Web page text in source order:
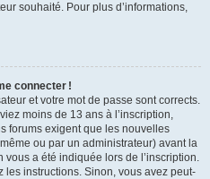
souhaité. Pour plus d’informations,
connecter !
et votre mot de passe sont corrects.
moins de 13 ans à l’inscription,
forums exigent que les nouvelles
ou par un administrateur) avant la
a été indiquée lors de l’inscription.
instructions. Sinon, vous avez peut-